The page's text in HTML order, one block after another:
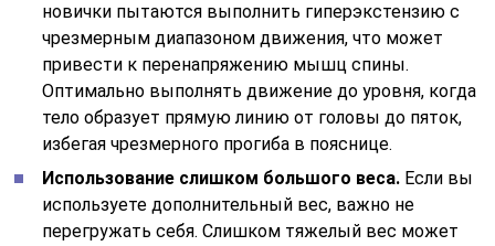
новички пытаются выполнить гиперэкстензию с
чрезмерным диапазоном движения, что может
привести к перенапряжению мышц спины.
Оптимально выполнять движение до уровня, когда
тело образует прямую линию от головы до пяток,
избегая чрезмерного прогиба в пояснице.
Использование слишком большого веса. Если вы
используете дополнительный вес, важно не
перегружать себя. Слишком тяжелый вес может